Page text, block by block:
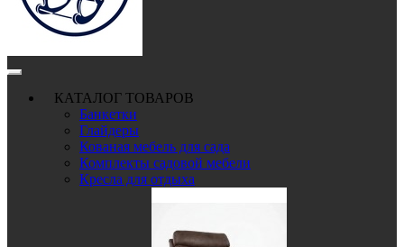
КАТАЛОГ ТОВАРОВ
Банкетки
Глайдеры
Кованая мебель для сада
Комплекты садовой мебели
Кресла для отдыха